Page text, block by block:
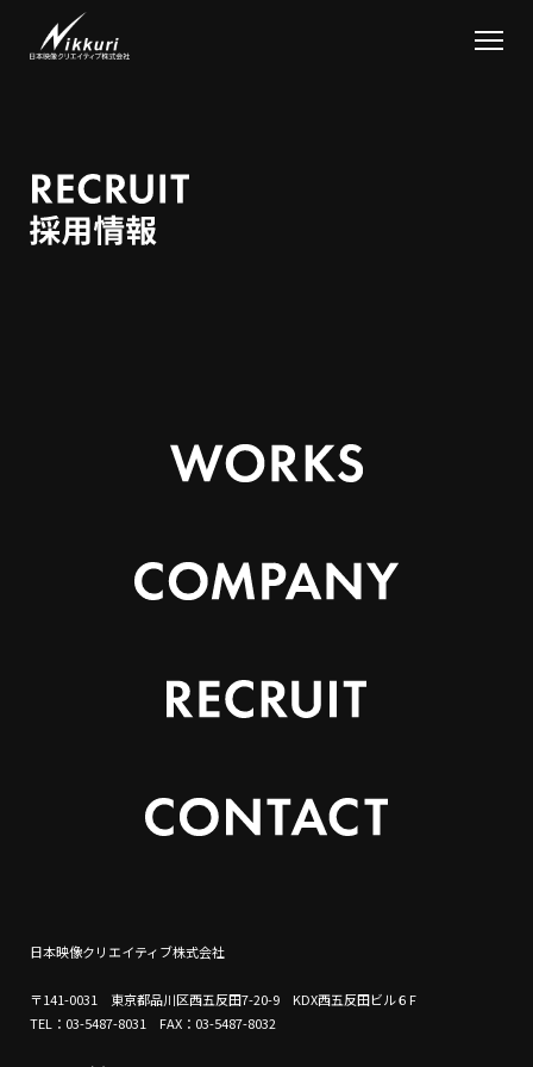
日本映像クリエイティブ株式会社
〒141-0031 東京都品川区西五反田7-20-9 KDX西五反田ビル６F
TEL：03-5487-8031 FAX：03-5487-8032